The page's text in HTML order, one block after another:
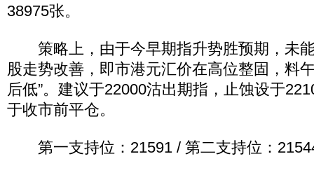
38975张。
策略上，由于今早期指升势胜预期，未
股走势改善，即市港元汇价在高位整固，料
后低”。建议于22000沽出期指，止蚀设于
于收市前平仓。
第一支持位：21591 / 第二支持位：